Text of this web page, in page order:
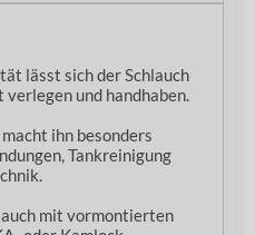
lässt sich der Schlauch
und handhaben.
ihn besonders
Tankreinigung
mit vormontierten